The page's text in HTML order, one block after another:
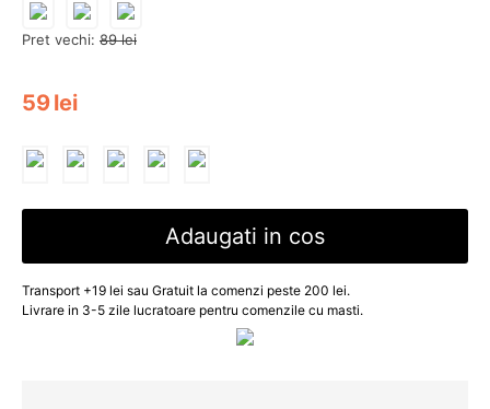
Pret vechi: 89 lei
59lei
Adaugati in cos
Transport +19 lei sau Gratuit la comenzi peste 200 lei.
Livrare in 3-5 zile lucratoare pentru comenzile cu masti.